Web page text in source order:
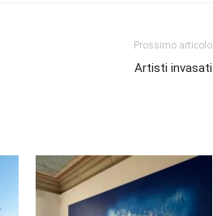
Prossimo articolo
Artisti invasati